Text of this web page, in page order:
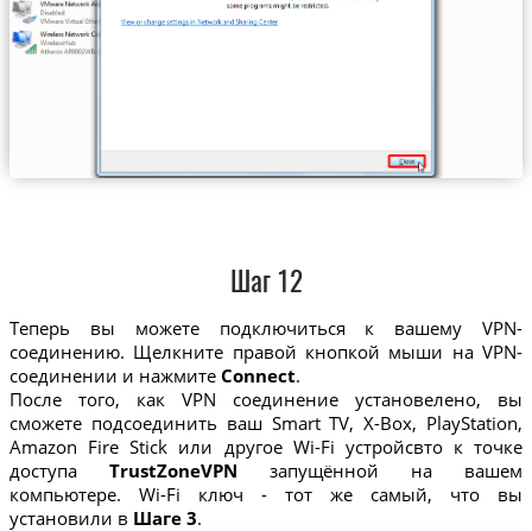
Шаг 12
Теперь вы можете подключиться к вашему VPN-
соединению. Щелкните правой кнопкой мыши на VPN-
соединении и нажмите Connect.
После того, как VPN соединение установелено, вы
сможете подсоединить ваш Smart TV, X-Box, PlayStation,
Amazon Fire Stick или другое Wi-Fi устройсвто к точке
доступа TrustZoneVPN запущённой на вашем
компьютере. Wi-Fi ключ - тот же самый, что вы
установили в Шаге 3.